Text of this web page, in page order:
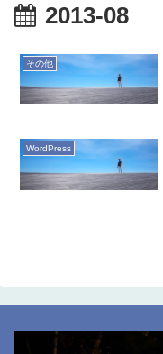
2013-08
その他
WordPress